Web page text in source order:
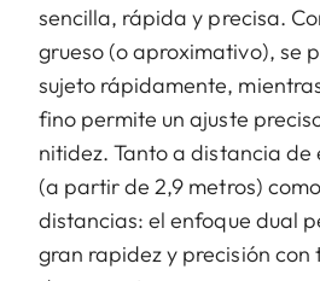
sencilla, rápida y precisa.
grueso (o aproximativo), se
sujeto rápidamente,
fino permite un ajuste
nitidez. Tanto a distancia de
(a partir de 2,9 metros)
distancias: el enfoque dual
gran rapidez y precisión con